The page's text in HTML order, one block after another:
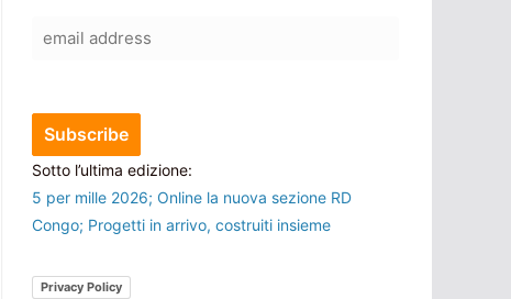
Sotto l’ultima edizione:
5 per mille 2026; Online la nuova sezione RD
Congo; Progetti in arrivo, costruiti insieme
Privacy Policy